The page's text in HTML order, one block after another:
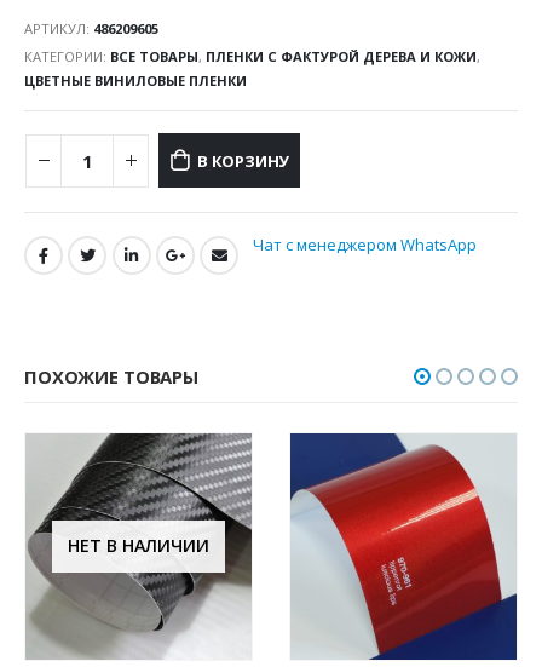
АРТИКУЛ: 486209605
КАТЕГОРИИ: ВСЕ ТОВАРЫ, ПЛЕНКИ С ФАКТУРОЙ ДЕРЕВА И КОЖИ,
ЦВЕТНЫЕ ВИНИЛОВЫЕ ПЛЕНКИ
В КОРЗИНУ
Чат с менеджером WhatsApp
ПОХОЖИЕ ТОВАРЫ
НЕТ В НАЛИЧИИ